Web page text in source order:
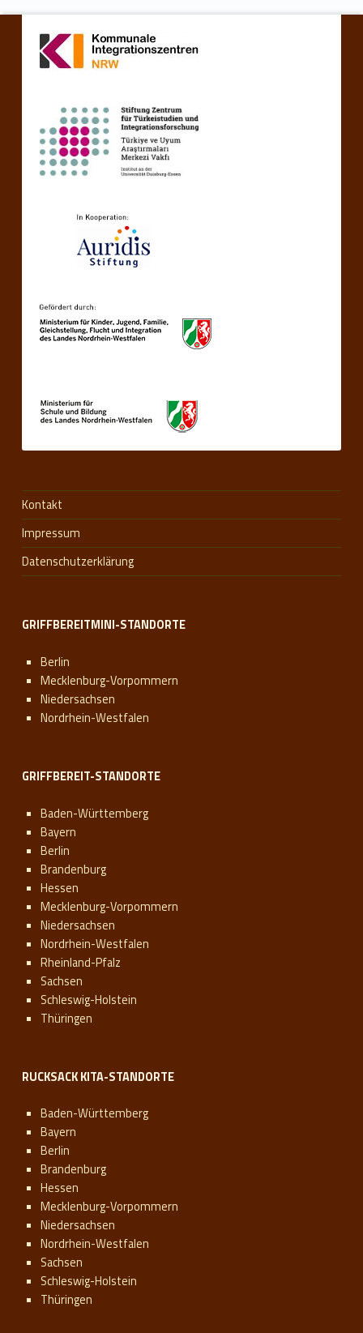
Kontakt
Impressum
Datenschutzerklärung
GRIFFBEREITMINI-STANDORTE
Berlin
Mecklenburg-Vorpommern
Niedersachsen
Nordrhein-Westfalen
GRIFFBEREIT-STANDORTE
Baden-Württemberg
Bayern
Berlin
Brandenburg
Hessen
Mecklenburg-Vorpommern
Niedersachsen
Nordrhein-Westfalen
Rheinland-Pfalz
Sachsen
Schleswig-Holstein
Thüringen
RUCKSACK KITA-STANDORTE
Baden-Württemberg
Bayern
Berlin
Brandenburg
Hessen
Mecklenburg-Vorpommern
Niedersachsen
Nordrhein-Westfalen
Sachsen
Schleswig-Holstein
Thüringen